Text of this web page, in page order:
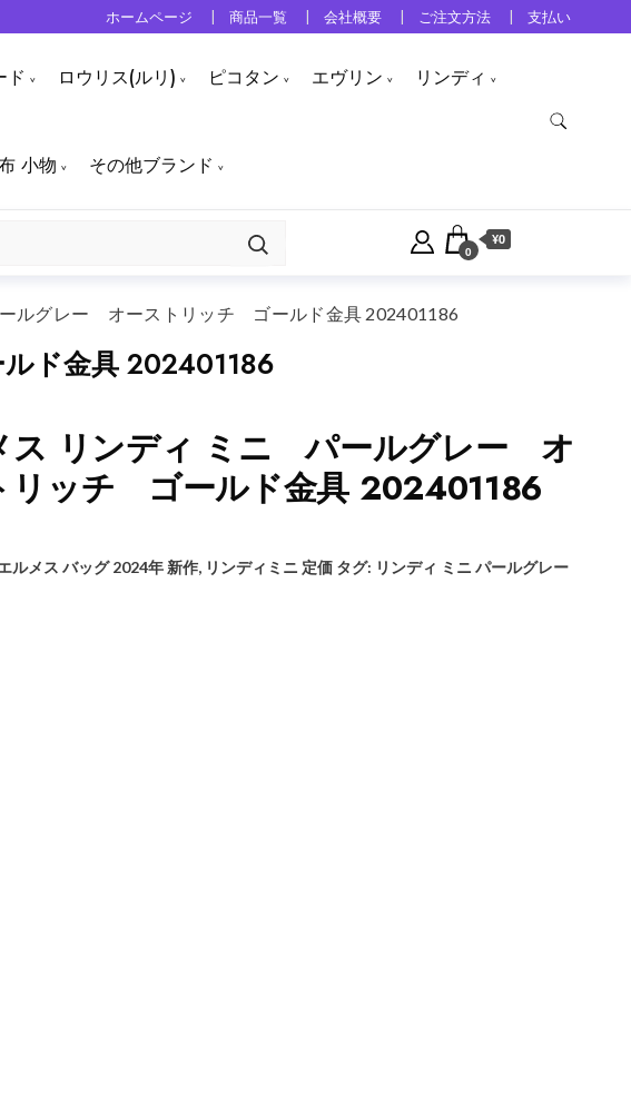
ホームページ 商品一覧 会社概要 ご注文方法 支払い
ド ロウリス(ルリ) ピコタン エヴリン リンディ
小物 その他ブランド
0
¥0
ルグレー オーストリッチ ゴールド金具 202401186
ド金具 202401186
ス リンディ ミニ パールグレー オ
リッチ ゴールド金具 202401186
ルメス バッグ 2024年 新作, リンディミニ 定価 タグ: リンディ ミニ パールグレー